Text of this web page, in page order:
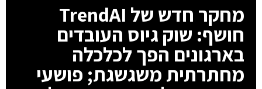
מחקר חדש של TrendAI
חושף: שוק גיוס העובדים
בארגונים הפך לכלכלה
מחתרתית משגשגת; פושעי